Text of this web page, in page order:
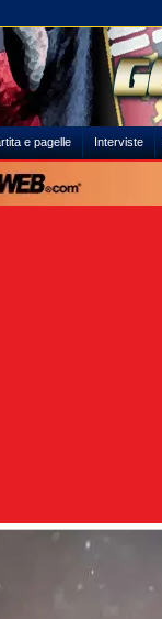
e pagelle Interviste